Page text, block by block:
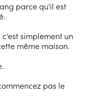
parce qu'il est
simplement un
même maison.
pas le